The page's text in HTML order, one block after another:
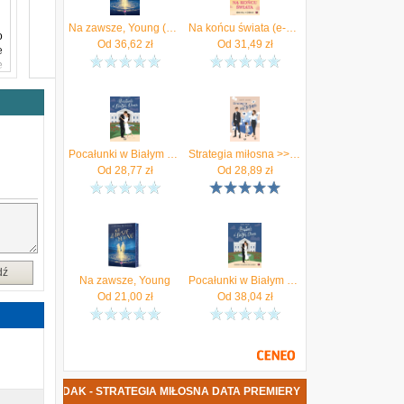
Na zawsze, Young (e-book)
Od 36,62 zł
Na końcu świata (e-book)
Od 31,49 zł
Pocałunki w Białym Domu
Od 28,77 zł
Strategia miłosna >> Twoje zadowolenie jest dla nas priorytetem <<
Od 28,89 zł
Na zawsze, Young
Od 21,00zł
Pocałunki w Białym Domu
Od 38,04zł
MORDAK - STRATEGIA MIŁOSNA DATA PREMIERY